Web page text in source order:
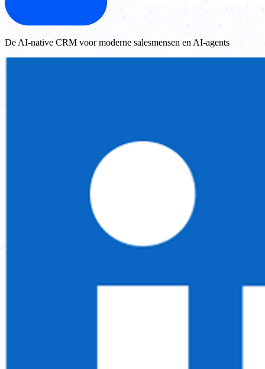
De AI-native CRM voor moderne salesmensen en AI-agents